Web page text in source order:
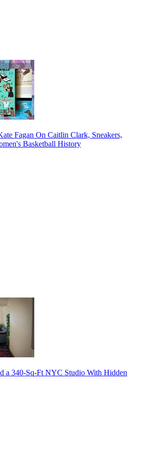
Fagan On Caitlin Clark, Sneakers,
Basketball History
a 340-Sq-Ft NYC Studio With Hidden